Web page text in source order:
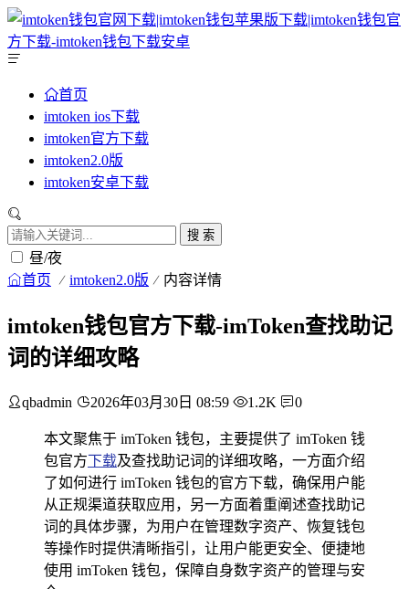
首页
imtoken ios下载
imtoken官方下载
imtoken2.0版
imtoken安卓下载
搜 索
昼/夜
首页 imtoken2.0版 内容详情
imtoken钱包官方下载-imToken查找助记
词的详细攻略
qbadmin 2026年03月30日 08:59 1.2K 0
本文聚焦于 imToken 钱包，主要提供了 imToken 钱
包官方下载及查找助记词的详细攻略，一方面介绍
了如何进行 imToken 钱包的官方下载，确保用户能
从正规渠道获取应用，另一方面着重阐述查找助记
词的具体步骤，为用户在管理数字资产、恢复钱包
等操作时提供清晰指引，让用户能更安全、便捷地
使用 imToken 钱包，保障自身数字资产的管理与安